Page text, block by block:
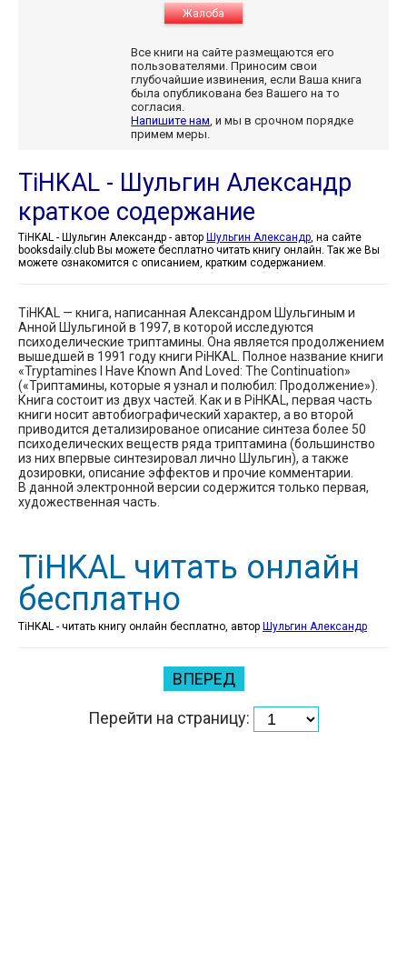
Жалоба
Все книги на сайте размещаются его
пользователями. Приносим свои
глубочайшие извинения, если Ваша книга
была опубликована без Вашего на то
согласия.
Напишите нам, и мы в срочном порядке
примем меры.
TiHKAL - Шульгин Александр
краткое содержание
TiHKAL - Шульгин Александр - автор Шульгин Александр, на сайте
booksdaily.club Вы можете бесплатно читать книгу онлайн. Так же Вы
можете ознакомится с описанием, кратким содержанием.
TiHKAL — книга, написанная Александром Шульгиным и
Анной Шульгиной в 1997, в которой исследуются
психоделические триптамины. Она является продолжением
вышедшей в 1991 году книги PiHKAL. Полное название книги
«Tryptamines I Have Known And Loved: The Continuation»
(«Триптамины, которые я узнал и полюбил: Продолжение»).
Книга состоит из двух частей. Как и в PiHKAL, первая часть
книги носит автобиографический характер, а во второй
приводится детализированое описание синтеза более 50
психоделических веществ ряда триптамина (большинство
из них впервые синтезировал лично Шульгин), а также
дозировки, описание эффектов и прочие комментарии.
В данной электронной версии содержится только первая,
художественная часть.
TiHKAL читать онлайн
бесплатно
TiHKAL - читать книгу онлайн бесплатно, автор Шульгин Александр
ВПЕРЕД
Перейти на страницу: